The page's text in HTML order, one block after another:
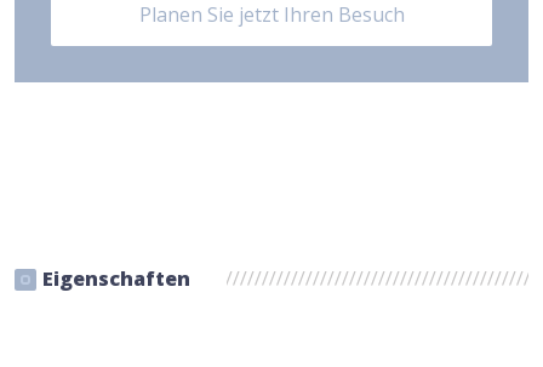
Planen Sie jetzt Ihren Besuch
Eigenschaften